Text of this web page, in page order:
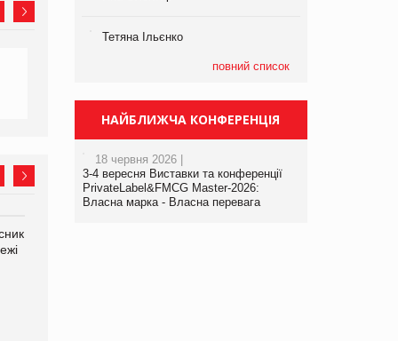
Тетяна Ільєнко
повний список
НАЙБЛИЖЧА КОНФЕРЕНЦІЯ
18 червня 2026 |
3-4 вересня Виставки та конференції
PrivateLabel&FMCG Master-2026:
Власна марка - Власна перевага